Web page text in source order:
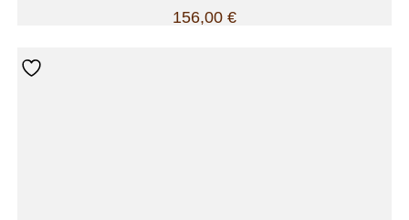
156,00 €